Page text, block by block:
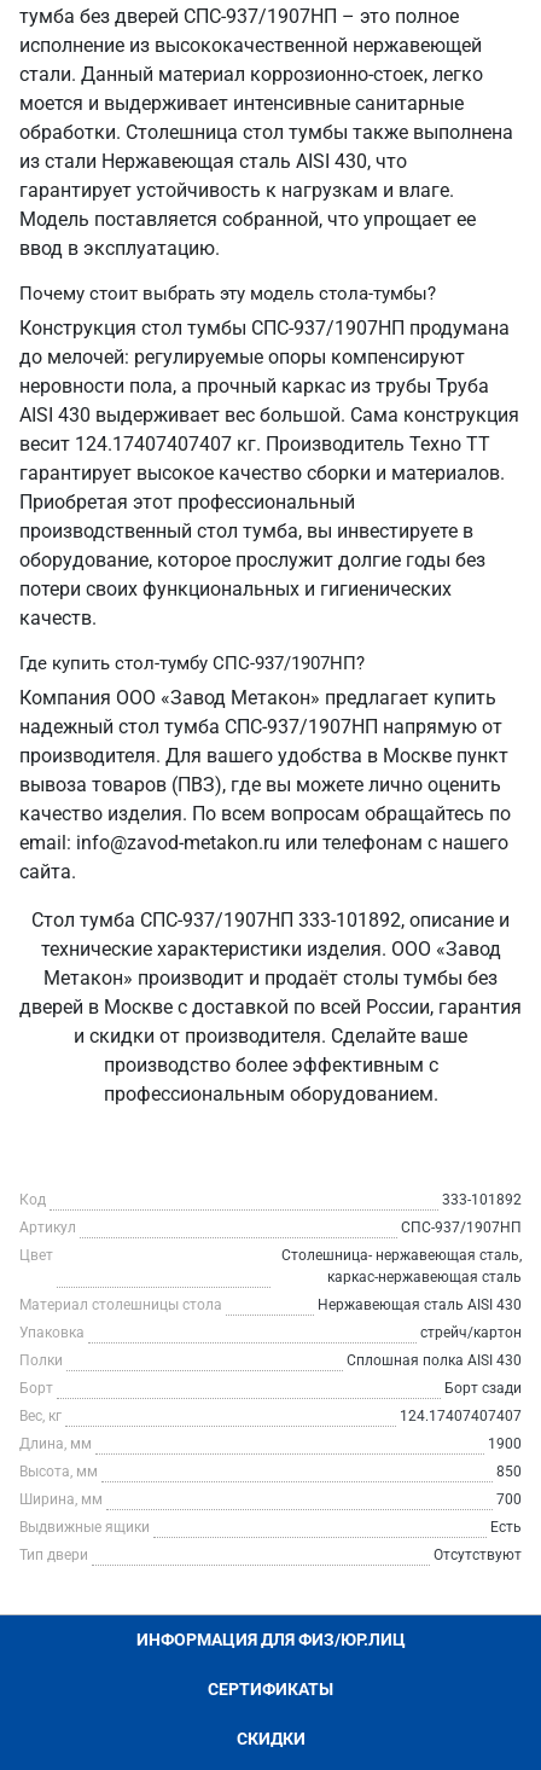
тумба без дверей СПС-937/1907НП – это полное
исполнение из высококачественной нержавеющей
стали. Данный материал коррозионно-стоек, легко
моется и выдерживает интенсивные санитарные
обработки. Столешница стол тумбы также выполнена
из стали Нержавеющая сталь AISI 430, что
гарантирует устойчивость к нагрузкам и влаге.
Модель поставляется собранной, что упрощает ее
ввод в эксплуатацию.
Почему стоит выбрать эту модель стола-тумбы?
Конструкция стол тумбы СПС-937/1907НП продумана
до мелочей: регулируемые опоры компенсируют
неровности пола, а прочный каркас из трубы Труба
AISI 430 выдерживает вес большой. Сама конструкция
весит 124.17407407407 кг. Производитель Техно ТТ
гарантирует высокое качество сборки и материалов.
Приобретая этот профессиональный
производственный стол тумба, вы инвестируете в
оборудование, которое прослужит долгие годы без
потери своих функциональных и гигиенических
качеств.
Где купить стол-тумбу СПС-937/1907НП?
Компания ООО «Завод Метакон» предлагает купить
надежный стол тумба СПС-937/1907НП напрямую от
производителя. Для вашего удобства в Москве пункт
вывоза товаров (ПВЗ), где вы можете лично оценить
качество изделия. По всем вопросам обращайтесь по
email: info@zavod-metakon.ru или телефонам с нашего
сайта.
Стол тумба СПС-937/1907НП 333-101892, описание и
технические характеристики изделия. ООО «Завод
Метакон» производит и продаёт столы тумбы без
дверей в Москве с доставкой по всей России, гарантия
и скидки от производителя. Сделайте ваше
производство более эффективным с
профессиональным оборудованием.
Код
333-101892
Артикул
СПС-937/1907НП
Цвет
Столешница- нержавеющая сталь,
каркас-нержавеющая сталь
Материал столешницы стола
Нержавеющая сталь AISI 430
Упаковка
стрейч/картон
Полки
Сплошная полка AISI 430
Борт
Борт сзади
Вес, кг
124.17407407407
Длина, мм
1900
Высота, мм
850
Ширина, мм
700
Выдвижные ящики
Есть
Тип двери
Отсутствуют
ИНФОРМАЦИЯ ДЛЯ ФИЗ/ЮР.ЛИЦ
СЕРТИФИКАТЫ
СКИДКИ